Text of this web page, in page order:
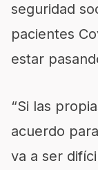
seguridad
pacientes
estar
“Si las
acuerdo
va a ser